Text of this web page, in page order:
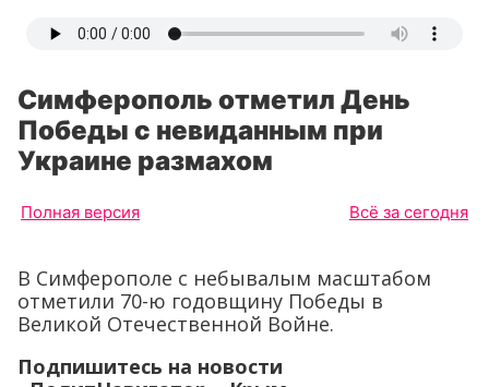
Симферополь отметил День
Победы с невиданным при
Украине размахом
Полная версия Всё за сегодня
В Симферополе с небывалым масштабом
отметили 70-ю годовщину Победы в
Великой Отечественной Войне.
Подпишитесь на новости